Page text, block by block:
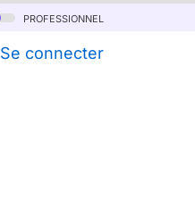
professionnel
Se connecter